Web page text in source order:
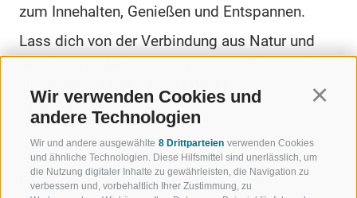
Wir verwenden Cookies und
andere Technologien
Wir und andere ausgewählte 8 Drittparteien verwenden Cookies
und ähnliche Technologien. Diese Hilfsmittel sind unerlässlich, um
die Nutzung digitaler Inhalte zu gewährleisten, die Navigation zu
verbessern und, vorbehaltlich Ihrer Zustimmung, zu
zum Innehalten, Genießen und Entspannen.
Lass dich von der Verbindung aus Natur und
Musik verzaubern und genieße eine Auszeit
Lebensfreude.
Ein musikalisches Highlight für alle, die
besondere Momente in den Bergen schätzen.